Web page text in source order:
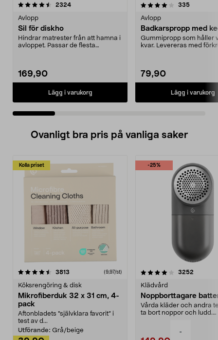
-
2324recensioner
Avlopp
Sil för diskho
Hindrar matrester från att hamna i
avloppet. Passar de flesta
169,90
Lägg i varukorg
4.0 av 5 stjärnor 335
Avlopp
Badkarspropp med
Gummipropp som håller
kvar. Levereras med
79,90
Lägg i varukorg
4.5 av 5 stjärnor
Ovanligt bra pris på vanliga saker
Kolla priset
3813 (9,97/st)
Köksrengöring & disk
Mikrofiberduk 32 x 31 cm, 4-
pack
Aftonbladets "självklara favorit” i
test av d...
Utförande: Grå/beige
-25%
4.0av 5 stjärnor 3252
Klädvård
Noppborttagare
Vårda kläder och andra
ta bort noppor och ludd.
4.5av 5 stjärnor